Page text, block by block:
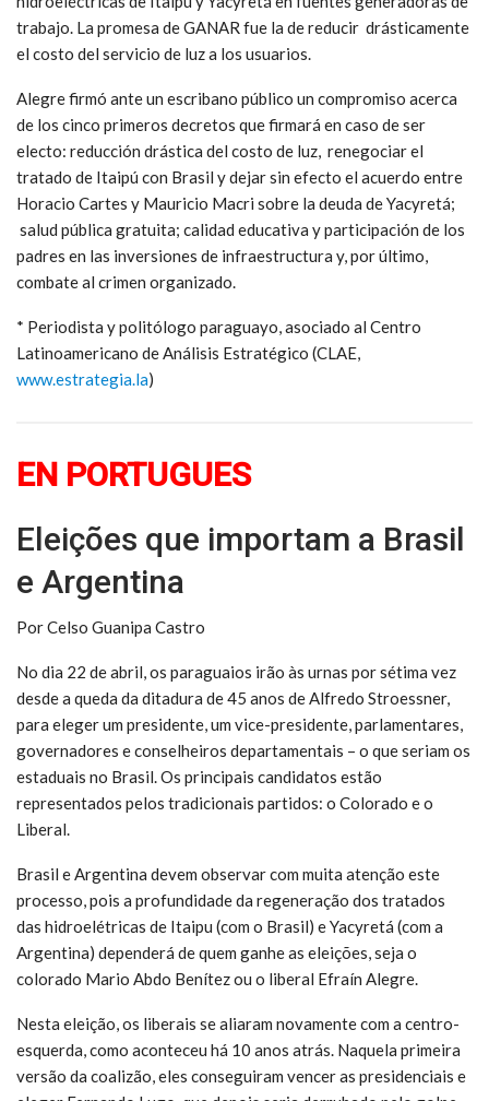
trabajo. La promesa de GANAR fue la de reducir drásticamente
el costo del servicio de luz a los usuarios.
Alegre firmó ante un escribano público un compromiso acerca
de los cinco primeros decretos que firmará en caso de ser
electo: reducción drástica del costo de luz, renegociar el
tratado de Itaipú con Brasil y dejar sin efecto el acuerdo entre
Horacio Cartes y Mauricio Macri sobre la deuda de Yacyretá;
salud pública gratuita; calidad educativa y participación de los
padres en las inversiones de infraestructura y, por último,
combate al crimen organizado.
* Periodista y politólogo paraguayo, asociado al Centro
Latinoamericano de Análisis Estratégico (CLAE,
www.estrategia.la)
EN PORTUGUES
Eleições que importam a Brasil
e Argentina
Por Celso Guanipa Castro
No dia 22 de abril, os paraguaios irão às urnas por sétima vez
desde a queda da ditadura de 45 anos de Alfredo Stroessner,
para eleger um presidente, um vice-presidente, parlamentares,
governadores e conselheiros departamentais – o que seriam os
estaduais no Brasil. Os principais candidatos estão
representados pelos tradicionais partidos: o Colorado e o
Liberal.
Brasil e Argentina devem observar com muita atenção este
processo, pois a profundidade da regeneração dos tratados
das hidroelétricas de Itaipu (com o Brasil) e Yacyretá (com a
Argentina) dependerá de quem ganhe as eleições, seja o
colorado Mario Abdo Benítez ou o liberal Efraín Alegre.
Nesta eleição, os liberais se aliaram novamente com a centro-
esquerda, como aconteceu há 10 anos atrás. Naquela primeira
versão da coalizão, eles conseguiram vencer as presidenciais e